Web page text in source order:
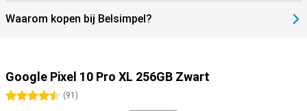
Waarom kopen bij Belsimpel?
Google Pixel 10 Pro XL 256GB Zwart
4.5 sterren
(91 )